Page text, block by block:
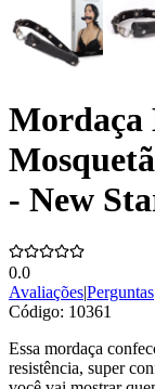
Mordaça
- New
0.0
Avaliações|Perguntas
Código: 10361
Essa mordaça
resistência, super